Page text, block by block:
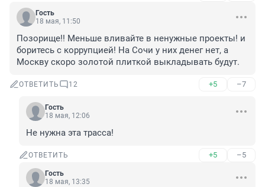
Гость
18 мая, 11:50
Позорище!! Меньше вливайте в ненужные проекты! и
боритесь с коррупцией! На Сочи у них денег нет, а
Москву скоро золотой плиткой выкладывать будут.
ОТВЕТИТЬ 12 +5 –7
Гость
18 мая, 12:06
Не нужна эта трасса!
ОТВЕТИТЬ +5 –5
Гость
18 мая, 13:35